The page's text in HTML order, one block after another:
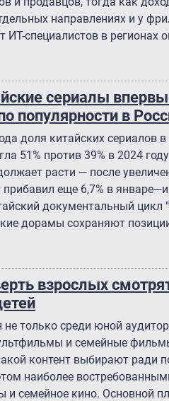
направлениях и у
ИТ-специалистов в регионах
сериалы
популярности в
доля китайских сериалов
51% против 39% в 2024
расти — после
прибавил еще 6,7% в
документальный цикл
дорамы сохраняют
взрослых
не только среди юной
и семейные
контент выбирают ради
наиболее
и семейное кино. Основной